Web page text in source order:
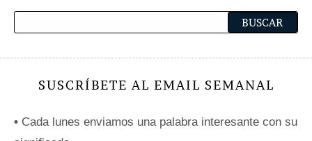
SUSCRÍBETE AL EMAIL SEMANAL
• Cada lunes enviamos una palabra interesante con su